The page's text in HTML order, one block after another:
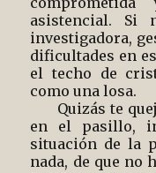
asistencial. Si
investigadora,
dificultades en
el techo de
como una losa.
Quizás te
en el pasillo,
situación de la
nada, de que no